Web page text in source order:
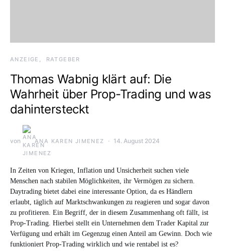
ANZEIGE RATGEBER
Thomas Wabnig klärt auf: Die
Wahrheit über Prop-Trading und was
dahintersteckt
von ANA KAREN JIMENEZ 14. August 2024
In Zeiten von Kriegen, Inflation und Unsicherheit suchen viele
Menschen nach stabilen Möglichkeiten, ihr Vermögen zu sichern.
Daytrading bietet dabei eine interessante Option, da es Händlern
erlaubt, täglich auf Marktschwankungen zu reagieren und sogar davon
zu profitieren. Ein Begriff, der in diesem Zusammenhang oft fällt, ist
Prop-Trading. Hierbei stellt ein Unternehmen dem Trader Kapital zur
Verfügung und erhält im Gegenzug einen Anteil am Gewinn. Doch wie
funktioniert Prop-Trading wirklich und wie rentabel ist es?